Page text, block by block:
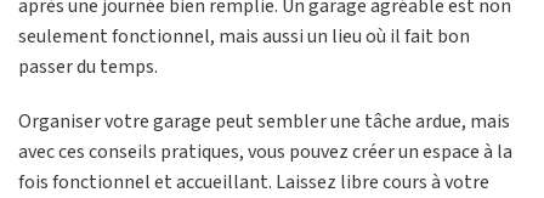
après une journée bien remplie. Un garage agréable est non
seulement fonctionnel, mais aussi un lieu où il fait bon
passer du temps.
Organiser votre garage peut sembler une tâche ardue, mais
avec ces conseils pratiques, vous pouvez créer un espace à la
fois fonctionnel et accueillant. Laissez libre cours à votre